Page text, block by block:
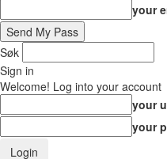
your
Søk
Sign in
Welcome! Log into your account
your
your